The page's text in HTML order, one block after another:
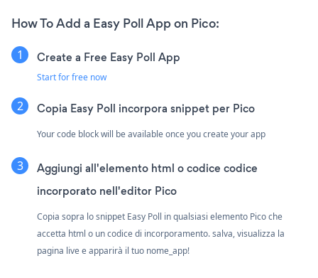
How To Add a Easy Poll App on Pico:
Create a Free Easy Poll App
Start for free now
Copia Easy Poll incorpora snippet per Pico
Your code block will be available once you create your app
Aggiungi all'elemento html o codice codice
incorporato nell'editor Pico
Copia sopra lo snippet Easy Poll in qualsiasi elemento Pico che
accetta html o un codice di incorporamento. salva, visualizza la
pagina live e apparirà il tuo nome_app!